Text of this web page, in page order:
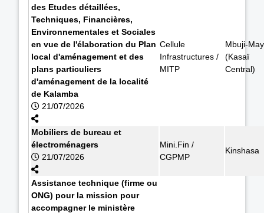
des Etudes détaillées,
Techniques, Financières,
Environnementales et Sociales
en vue de l'élaboration du Plan
local d'aménagement et des
plans particuliers
d'aménagement de la localité
de Kalamba
21/07/2026
Cellule
Infrastructures /
MITP
Mbuji-
(Kasaï
Central)
Mobiliers de bureau et
électroménagers
21/07/2026
Mini.Fin /
CGPMP
Kinshasa
Assistance technique (firme ou
ONG) pour la mission pour
accompagner le ministère